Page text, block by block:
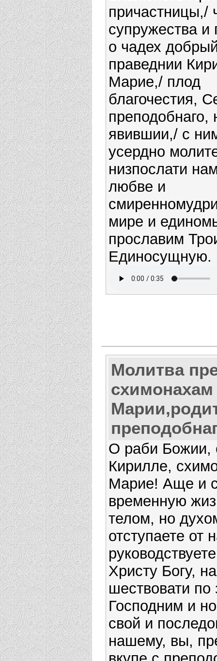
причастницы,/
супружества и
о чадех
праведнии
Марие,/ плод
благочестия,
преподобнаго,
явившии,/ с
усердно
низпослати
любве и
мире и
прославим
Единосущную.
Молитва
О раби Божии,
Кирилле,
Марие! Аще и
временную
телом, но
отступаете от
Христу Богу,
шествовати по
Господним и
свой и
нашему, вы,